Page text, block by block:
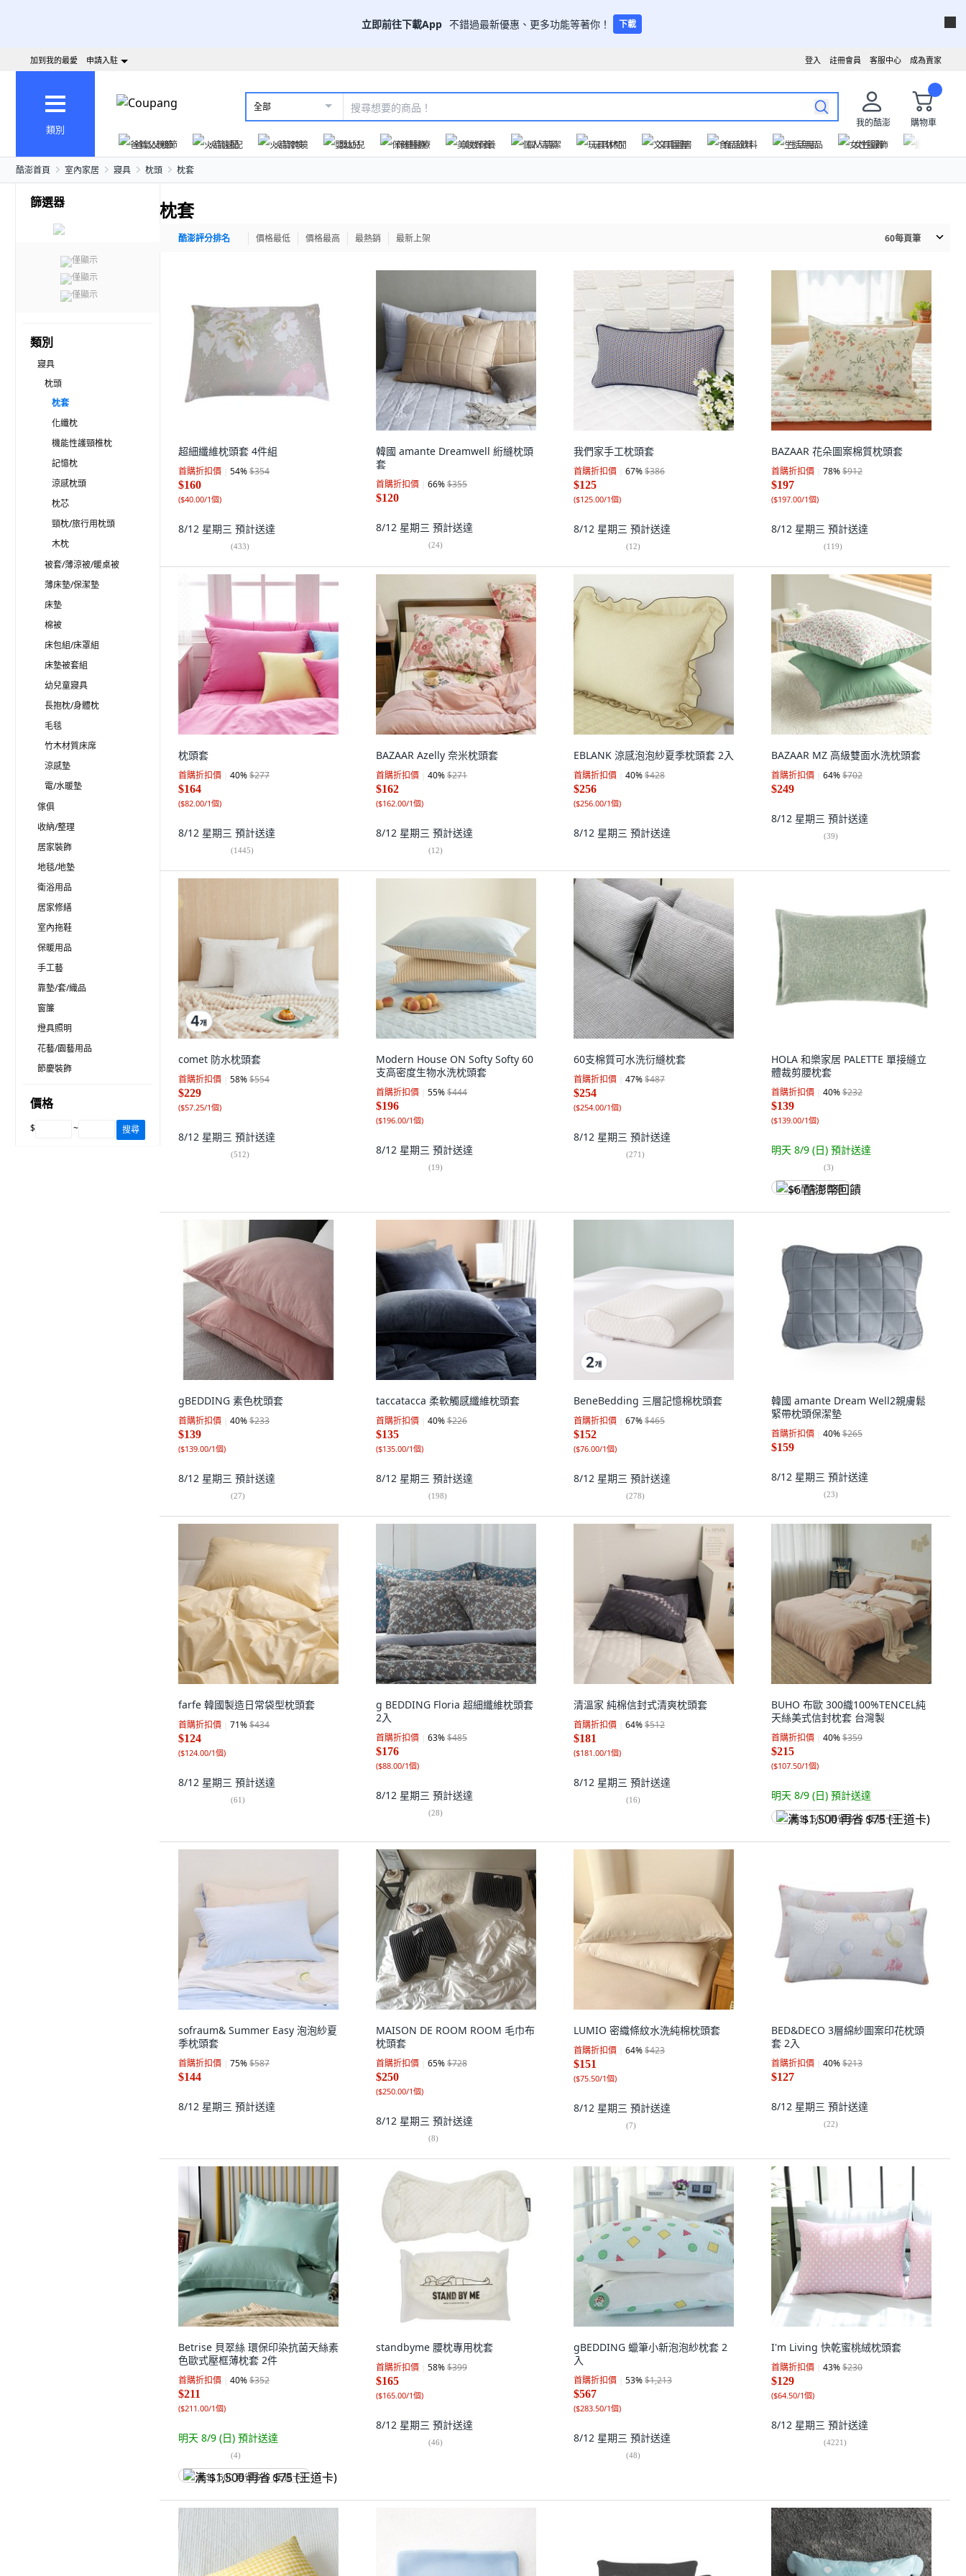
立即前往下載App 不錯過最新優惠、更多功能等著你！ 下載
成為賣家
客服中心
註冊會員
登入
加到我的最愛 申請入駐
類別
全部
我的酷澎
購物車
爸氣父親節
火箭速配 火箭跨境 嬰幼兒 保健醫療 美妝保養 個人清潔 玩具休閒 文具圖書 食品飲料 生活用品 女性服飾
酷澎首頁 室內家居 寢具 枕頭 枕套
篩選器
僅顯示
僅顯示
僅顯示
類別
寢具
枕頭
枕套
化纖枕
機能性護頸椎枕
記憶枕
涼感枕頭
枕芯
頸枕/旅行用枕頭
木枕
被套/薄涼被/暖桌被
薄床墊/保潔墊
床墊
棉被
床包組/床罩組
床墊被套組
幼兒童寢具
長抱枕/身體枕
毛毯
竹木材質床席
涼感墊
電/水暖墊
傢俱
收納/整理
居家裝飾
地毯/地墊
衛浴用品
居家修繕
室內拖鞋
保暖用品
手工藝
靠墊/套/織品
窗簾
燈具照明
花藝/園藝用品
節慶裝飾
價格
$ ~ 搜尋
枕套
酷澎評分排名 價格最低 價格最高 最熱銷 最新上架 60每頁筆
超細纖維枕頭套 4件組
首購折扣價 54%$354
$160
($40.00/1個)
8/12 星期三 預計送達
(433)
韓國 amante Dreamwell 絎縫枕頭
套
首購折扣價 66%$355
$120
8/12 星期三 預計送達
(24)
我們家手工枕頭套
首購折扣價 67%$386
$125
($125.00/1個)
8/12 星期三 預計送達
(12)
BAZAAR 花朵圖案棉質枕頭套
首購折扣價 78%$912
$197
($197.00/1個)
8/12 星期三 預計送達
(119)
枕頭套
首購折扣價 40%$277
$164
($82.00/1個)
8/12 星期三 預計送達
(1445)
BAZAAR Azelly 奈米枕頭套
首購折扣價 40%$271
$162
($162.00/1個)
8/12 星期三 預計送達
(12)
EBLANK 涼感泡泡紗夏季枕頭套 2入
首購折扣價 40%$428
$256
($256.00/1個)
8/12 星期三 預計送達
BAZAAR MZ 高級雙面水洗枕頭套
首購折扣價 64%$702
$249
8/12 星期三 預計送達
(39)
comet 防水枕頭套
首購折扣價 58%$554
$229
($57.25/1個)
8/12 星期三 預計送達
(512)
Modern House ON Softy Softy 60
支高密度生物水洗枕頭套
首購折扣價 55%$444
$196
($196.00/1個)
8/12 星期三 預計送達
(19)
60支棉質可水洗衍縫枕套
首購折扣價 47%$487
$254
($254.00/1個)
8/12 星期三 預計送達
(271)
HOLA 和樂家居 PALETTE 單接縫立
體裁剪腰枕套
首購折扣價 40%$232
$139
($139.00/1個)
明天 8/9 (日) 預計送達
(3)
$6 酷澎幣回饋
gBEDDING 素色枕頭套
首購折扣價 40%$233
$139
($139.00/1個)
8/12 星期三 預計送達
(27)
taccatacca 柔軟觸感纖維枕頭套
首購折扣價 40%$226
$135
($135.00/1個)
8/12 星期三 預計送達
(198)
BeneBedding 三層記憶棉枕頭套
首購折扣價 67%$465
$152
($76.00/1個)
8/12 星期三 預計送達
(278)
韓國 amante Dream Well2親膚鬆
緊帶枕頭保潔墊
首購折扣價 40%$265
$159
8/12 星期三 預計送達
(23)
farfe 韓國製造日常袋型枕頭套
首購折扣價 71%$434
$124
($124.00/1個)
8/12 星期三 預計送達
(61)
g BEDDING Floria 超細纖維枕頭套
2入
首購折扣價 63%$485
$176
($88.00/1個)
8/12 星期三 預計送達
(28)
清溫家 純棉信封式清爽枕頭套
首購折扣價 64%$512
$181
($181.00/1個)
8/12 星期三 預計送達
(16)
BUHO 布歐 300織100%TENCEL純
天絲美式信封枕套 台灣製
首購折扣價 40%$359
$215
($107.50/1個)
明天 8/9 (日) 預計送達
满 $1,500 再省 $75 (王道卡)
sofraum& Summer Easy 泡泡紗夏
季枕頭套
首購折扣價 75%$587
$144
8/12 星期三 預計送達
MAISON DE ROOM ROOM 毛巾布
枕頭套
首購折扣價 65%$728
$250
($250.00/1個)
8/12 星期三 預計送達
(8)
LUMIO 密織條紋水洗純棉枕頭套
首購折扣價 64%$423
$151
($75.50/1個)
8/12 星期三 預計送達
(7)
BED&DECO 3層綿紗圖案印花枕頭
套 2入
首購折扣價 40%$213
$127
8/12 星期三 預計送達
(22)
Betrise 貝翠絲 環保印染抗菌天絲素
色歐式壓框薄枕套 2件
首購折扣價 40%$352
$211
($211.00/1個)
明天 8/9 (日) 預計送達
(4)
满 $1,500 再省 $75 (王道卡)
standbyme 腰枕專用枕套
首購折扣價 58%$399
$165
($165.00/1個)
8/12 星期三 預計送達
(46)
gBEDDING 蠟筆小新泡泡紗枕套 2
入
首購折扣價 53%$1,213
$567
($283.50/1個)
8/12 星期三 預計送達
(48)
I'm Living 快乾蜜桃絨枕頭套
首購折扣價 43%$230
$129
($64.50/1個)
8/12 星期三 預計送達
(4221)